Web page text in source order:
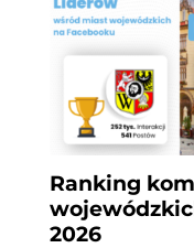
Ranking
2026